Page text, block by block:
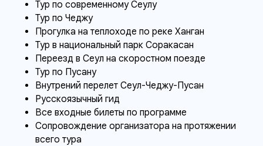
Тур по современному Сеулу
Тур по Чеджу
Прогулка на теплоходе по реке Ханган
Тур в национальный парк Соракасан
Переезд в Сеул на скоростном поезде
Тур по Пусану
Внутрений перелет Сеул-Чеджу-Пусан
Русскоязычный гид
Все входные билеты по программе
Сопровождение организатора на протяжении
всего тура